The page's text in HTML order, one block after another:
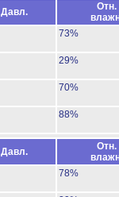
Давл.
Отн.
73%
29%
70%
88%
Давл.
Отн.
78%